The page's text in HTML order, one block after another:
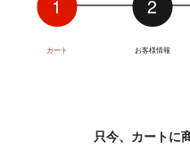
カート お客様情報
只今、カートに